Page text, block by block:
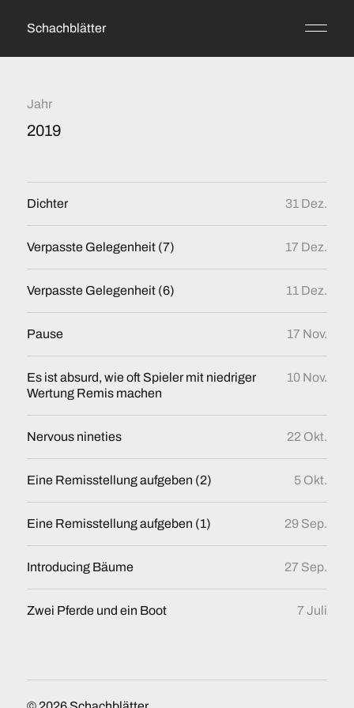
Schachblätter
Jahr
2019
Dichter 31 Dez.
Verpasste Gelegenheit (7) 17 Dez.
Verpasste Gelegenheit (6) 11 Dez.
Pause 17 Nov.
Es ist absurd, wie oft Spieler mit niedriger
Wertung Remis machen
10 Nov.
Nervous nineties 22 Okt.
Eine Remisstellung aufgeben (2) 5 Okt.
Eine Remisstellung aufgeben (1) 29 Sep.
Introducing Bäume 27 Sep.
Zwei Pferde und ein Boot 7 Juli